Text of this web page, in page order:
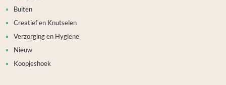
Buiten
Creatief en Knutselen
Verzorging en Hygiëne
Nieuw
Koopjeshoek